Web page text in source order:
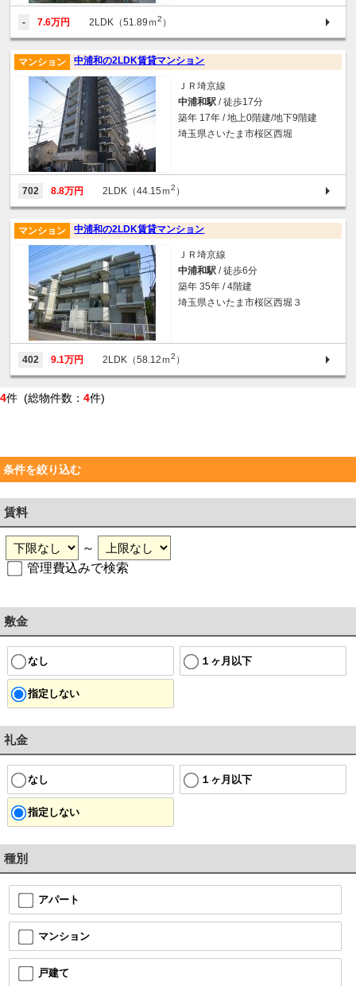
- 7.6万円 2LDK（51.89ｍ2 ）
中浦和の2LDK賃貸マンション
マンション
ＪＲ埼京線
中浦和駅 / 徒歩17分
築年 17年 / 地上0階建/地下9階建
埼玉県さいたま市桜区西堀
702 8.8万円 2LDK（44.15ｍ2 ）
中浦和の2LDK賃貸マンション
マンション
ＪＲ埼京線
中浦和駅 / 徒歩6分
築年 35年 / 4階建
埼玉県さいたま市桜区西堀３
402 9.1万円 2LDK（58.12ｍ2 ）
4件 (総物件数： 4件)
条件を絞り込む
賃料
～
管理費込みで検索
敷金
なし １ヶ月以下
指定しない
礼金
なし １ヶ月以下
指定しない
種別
アパート
マンション
戸建て